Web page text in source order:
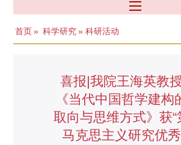
首页 » 科学研究 » 科研活动
喜报|我院王海英教
《当代中国哲学建构
取向与思维方式》获“
马克思主义研究优